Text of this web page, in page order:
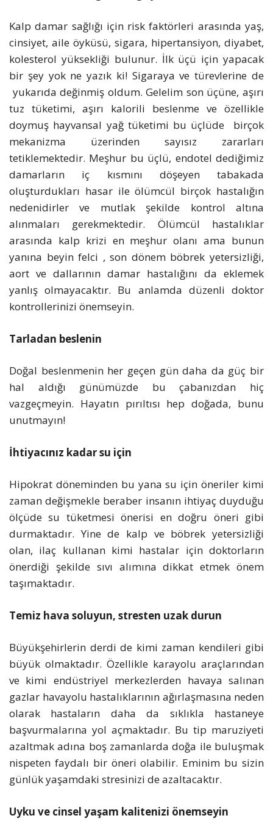
Kalp damar sağlığı için risk faktörleri arasında yaş,
cinsiyet, aile öyküsü, sigara, hipertansiyon, diyabet,
kolesterol yüksekliği bulunur. İlk üçü için yapacak
bir şey yok ne yazık ki! Sigaraya ve türevlerine de
yukarıda değinmiş oldum. Gelelim son üçüne, aşırı
tuz tüketimi, aşırı kalorili beslenme ve özellikle
doymuş hayvansal yağ tüketimi bu üçlüde birçok
mekanizma üzerinden sayısız zararları
tetiklemektedir. Meşhur bu üçlü, endotel dediğimiz
damarların iç kısmını döşeyen tabakada
oluşturdukları hasar ile ölümcül birçok hastalığın
nedenidirler ve mutlak şekilde kontrol altına
alınmaları gerekmektedir. Ölümcül hastalıklar
arasında kalp krizi en meşhur olanı ama bunun
yanına beyin felci , son dönem böbrek yetersizliği,
aort ve dallarının damar hastalığını da eklemek
yanlış olmayacaktır. Bu anlamda düzenli doktor
kontrollerinizi önemseyin.
Tarladan beslenin
Doğal beslenmenin her geçen gün daha da güç bir
hal aldığı günümüzde bu çabanızdan hiç
vazgeçmeyin. Hayatın pırıltısı hep doğada, bunu
unutmayın!
İhtiyacınız kadar su için
Hipokrat döneminden bu yana su için öneriler kimi
zaman değişmekle beraber insanın ihtiyaç duyduğu
ölçüde su tüketmesi önerisi en doğru öneri gibi
durmaktadır. Yine de kalp ve böbrek yetersizliği
olan, ilaç kullanan kimi hastalar için doktorların
önerdiği şekilde sıvı alımına dikkat etmek önem
taşımaktadır.
Temiz hava soluyun, stresten uzak durun
Büyükşehirlerin derdi de kimi zaman kendileri gibi
büyük olmaktadır. Özellikle karayolu araçlarından
ve kimi endüstriyel merkezlerden havaya salınan
gazlar havayolu hastalıklarının ağırlaşmasına neden
olarak hastaların daha da sıklıkla hastaneye
başvurmalarına yol açmaktadır. Bu tip maruziyeti
azaltmak adına boş zamanlarda doğa ile buluşmak
nispeten faydalı bir öneri olabilir. Eminim bu sizin
günlük yaşamdaki stresinizi de azaltacaktır.
Uyku ve cinsel yaşam kalitenizi önemseyin